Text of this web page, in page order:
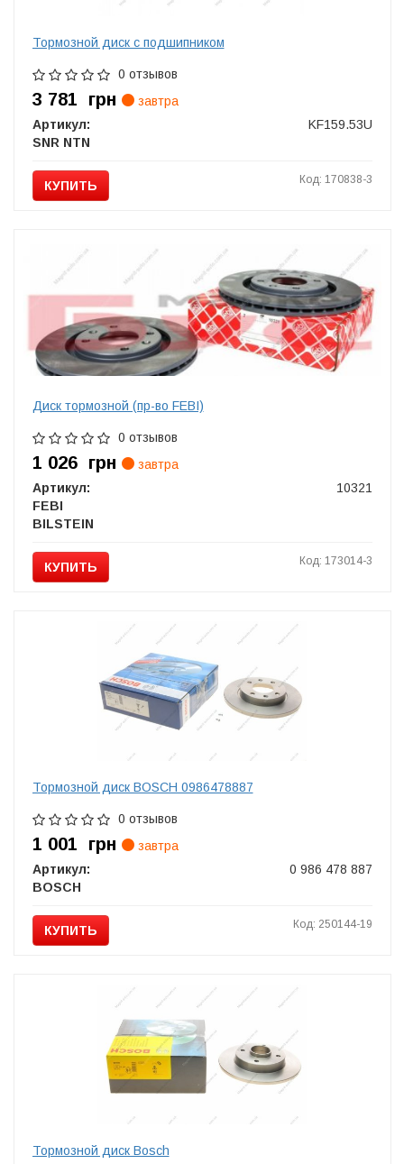
Тормозной диск с подшипником
0 отзывов
3 781 грн
завтра
Артикул:
KF159.53U
SNR NTN
КУПИТЬ Код: 170838-3
Диск тормозной (пр-во FEBI)
0 отзывов
1 026 грн
завтра
Артикул:
10321
FEBI
BILSTEIN
КУПИТЬ Код: 173014-3
Тормозной диск BOSCH 0986478887
0 отзывов
1 001 грн
завтра
Артикул:
0 986 478 887
BOSCH
КУПИТЬ Код: 250144-19
Тормозной диск Bosch